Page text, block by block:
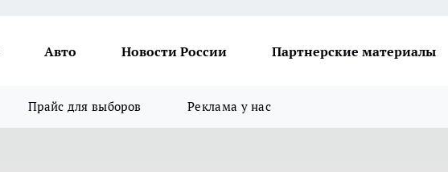
Авто Новости России Партнерские материалы
Прайс для выборов Реклама у нас